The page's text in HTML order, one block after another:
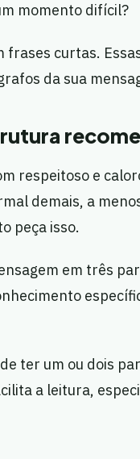
momento difícil?
frases curtas.
da sua
respeitoso e
demais, a
peça isso.
em três
ter um ou dois
a leitura,